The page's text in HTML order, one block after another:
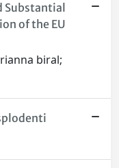
of the EU
biral;